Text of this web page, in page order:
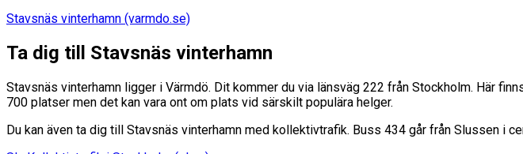
Stavsnäs vinterhamn (varmdo.se)
Ta dig till Stavsnäs vinterhamn
Stavsnäs vinterhamn ligger i Värmdö. Dit kommer du via länsväg 222 från Stockholm. Här
700 platser men det kan vara ont om plats vid särskilt populära helger.
Du kan även ta dig till Stavsnäs vinterhamn med kollektivtrafik. Buss 434 går från Slussen i